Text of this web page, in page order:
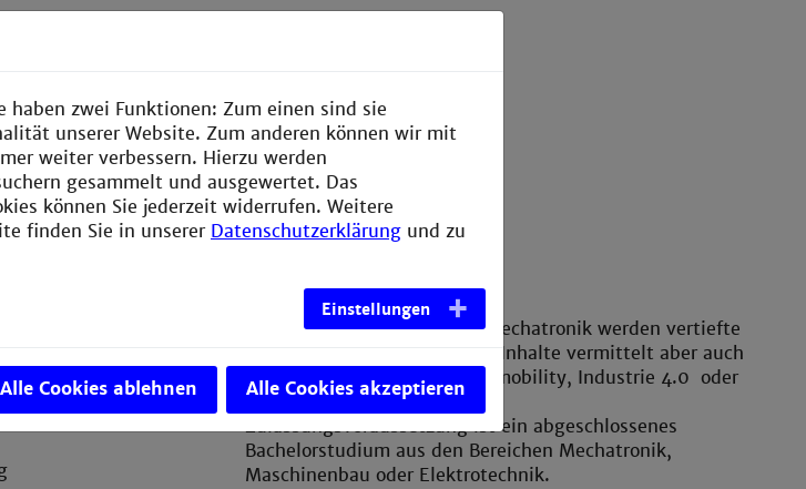
von
Arbeitsalltag eines
Studienverlauf
In dem Masterstudiengang Mechatronik werden vertiefte
theoretische mechatronische Inhalte vermittelt aber auch
hochaktuelle Themen wie e-mobility, Industrie 4.0 oder
Cybersecurity behandelt.
Zulassungsvoraussetzung ist ein abgeschlossenes
Bachelorstudium aus den Bereichen Mechatronik,
Maschinenbau oder Elektrotechnik.
haben zwei Funktionen: Zum einen sind sie
unserer Website. Zum anderen können wir mit
weiter verbessern. Hierzu werden
gesammelt und ausgewertet. Das
können Sie jederzeit widerrufen. Weitere
finden Sie in unserer Datenschutzerklärung und zu
Einstellungen
Alle Cookies ablehnen Alle Cookies akzeptieren